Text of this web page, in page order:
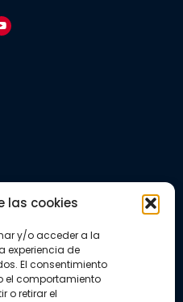
las cookies
y/o acceder a la
experiencia de
El consentimiento
el comportamiento
o retirar el